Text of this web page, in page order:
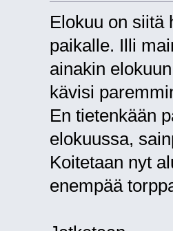
Elokuu on siitä
paikalle. Illi
ainakin
kävisi
En tietenkään
elokuussa,
Koitetaan nyt
enempää